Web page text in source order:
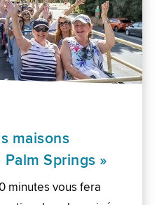
maisons
Springs »
minutes vous fera